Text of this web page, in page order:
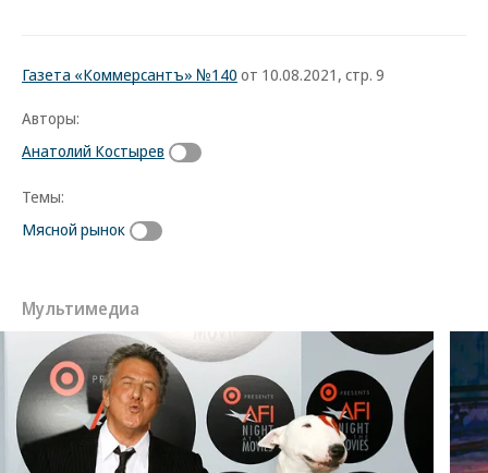
Газета «Коммерсантъ» №140 от 10.08.2021, стр. 9
Авторы:
Анатолий Костырев
Темы:
Мясной рынок
Мультимедиа